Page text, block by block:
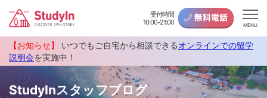
受付時間
10:00-21:00
MENU
【お知らせ】 いつでもご自宅から相談できるオンラインでの留学
説明会を実施中！
StudyInスタッフブログ